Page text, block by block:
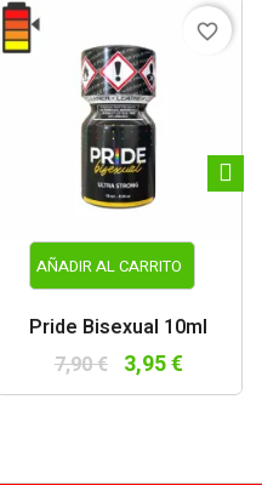
AÑADIR AL CARRITO
Pride Bisexual 10ml
7,90 € 3,95 €
favorite_border